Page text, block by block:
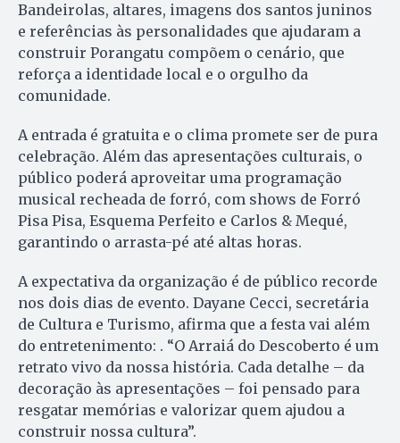
Bandeirolas, altares, imagens dos santos juninos
e referências às personalidades que ajudaram a
construir Porangatu compõem o cenário, que
reforça a identidade local e o orgulho da
comunidade.
A entrada é gratuita e o clima promete ser de pura
celebração. Além das apresentações culturais, o
público poderá aproveitar uma programação
musical recheada de forró, com shows de Forró
Pisa Pisa, Esquema Perfeito e Carlos & Mequé,
garantindo o arrasta-pé até altas horas.
A expectativa da organização é de público recorde
nos dois dias de evento. Dayane Cecci, secretária
de Cultura e Turismo, afirma que a festa vai além
do entretenimento: . “O Arraiá do Descoberto é um
retrato vivo da nossa história. Cada detalhe – da
decoração às apresentações – foi pensado para
resgatar memórias e valorizar quem ajudou a
construir nossa cultura”.